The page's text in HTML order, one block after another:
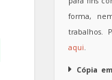
forma,
trabalhos.
aqui.
Cópia